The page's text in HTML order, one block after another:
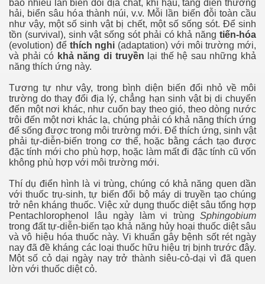
bao nhiêu lần biến đổi địa chất, khí hậu, tang điền thương
hải, biển sâu hóa thành núi, v.v. Mỗi lần biến đỗi toàn cầu
như vậy, một số sinh vật bị chết, một số sống sót. Để sinh
tồn (survival), sinh vật sống sót phải có khả năng tiến-hóa
(evolution) để thích nghi (adaptation) với môi trường mới,
và phải có khả năng di truyền lại thế hệ sau những khả
năng thích ứng này.
Tương tự như vậy, trong bình diện biến đổi nhỏ về môi
trường do thay đổi địa lý, chẳng hạn sinh vật bị di chuyển
đến một nơi khác, như cuốn bay theo gió, theo dòng nước
trôi đến một nơi khác lạ, chúng phải có khả năng thích ứng
để sống được trong môi trường mới. Để thích ứng, sinh vật
phải tự-diễn-biến trong cơ thể, hoặc bằng cách tạo được
đặc tính mới cho phù hợp, hoặc làm mất đi đặc tính cũ vốn
không phù hợp với môi trường mới.
Thí dụ điển hình là vi trùng, chúng có khả năng quen dần
với thuốc trụ-sinh, tự biến đổi bộ máy di truyền tạo chúng
trở nên kháng thuốc. Việc xử dụng thuốc diệt sâu tổng hợp
Pentachlorophenol lâu ngày làm vi trùng Sphingobium
trong đất tự-diễn-biến tạo khả năng hủy hoại thuốc diệt sâu
và vô hiệu hóa thuốc này. Vi khuẩn gây bệnh sốt rét ngày
nay đã đề kháng các loại thuốc hữu hiệu trị bịnh trước đây.
Một số cỏ dại ngày nay trở thành siêu-cỏ-dại vì đã quen
lờn với thuốc diệt cỏ.